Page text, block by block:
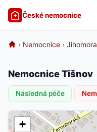
České nemocnice
› Nemocnice ›
Nemocnice Tišnov
Následná péče
+